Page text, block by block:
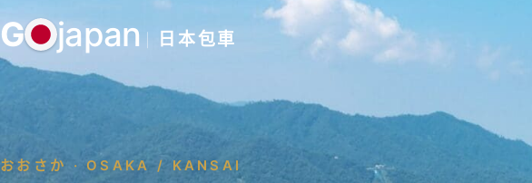
至
主
G japan 日本包車
おおさか · OSAKA / KANSAI